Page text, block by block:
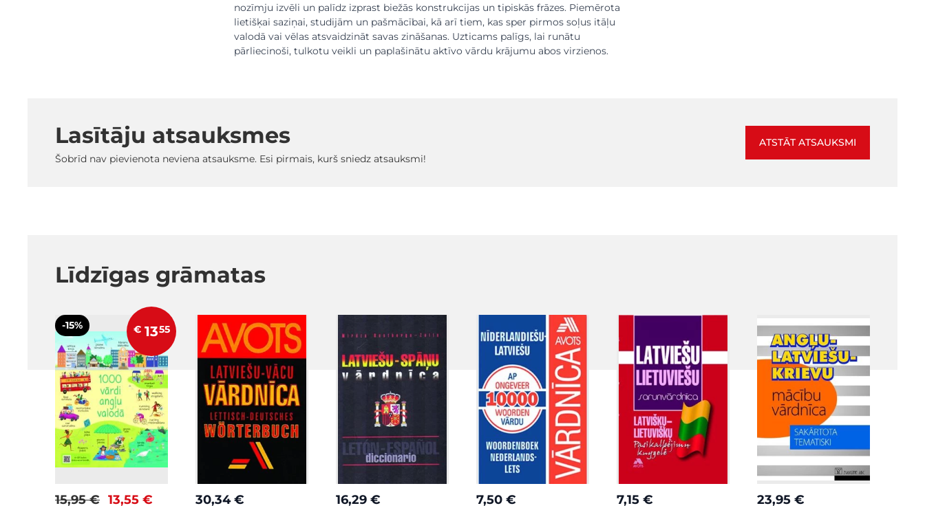
nozīmju izvēli un palīdz izprast biežās konstrukcijas un tipiskās frāzes. Piemērota
lietišķai saziņai, studijām un pašmācībai, kā arī tiem, kas sper pirmos soļus itāļu
valodā vai vēlas atsvaidzināt savas zināšanas. Uzticams palīgs, lai runātu
pārliecinoši, tulkotu veikli un paplašinātu aktīvo vārdu krājumu abos virzienos.
Lasītāju atsauksmes
Šobrīd nav pievienota neviena atsauksme. Esi pirmais, kurš sniedz atsauksmi!
ATSTĀT ATSAUKSMI
Līdzīgas grāmatas
-15% € 1355
13,55 €
15,95 € 30,34 € 16,29 € 7,50 € 7,15 € 23,95 €